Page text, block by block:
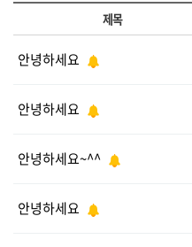
제목
안녕하세요
안녕하세요
안녕하세요~^^
안녕하세요